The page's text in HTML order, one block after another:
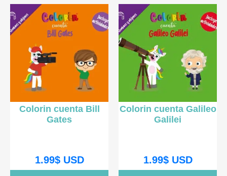
Colorin cuenta Bill
Gates
1.99$USD
Colorin cuenta Galileo
Galilei
1.99$USD